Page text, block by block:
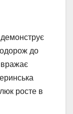
демонструє
до
вражає
росте в